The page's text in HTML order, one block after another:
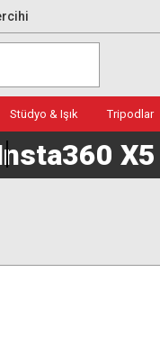
Stüdyo & Işık Tripodlar
X5